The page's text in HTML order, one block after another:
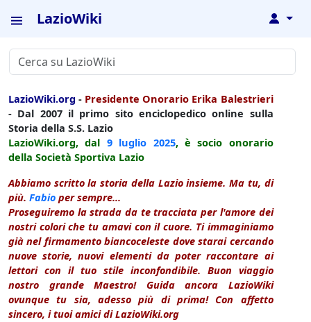
LazioWiki ↓
LazioWiki.org - Presidente Onorario Erika Balestrieri
- Dal 2007 il primo sito enciclopedico online sulla
Storia della S.S. Lazio
LazioWiki.org, dal 9 luglio 2025, è socio onorario
della Società Sportiva Lazio
Abbiamo scritto la storia della Lazio insieme. Ma tu, di
più. Fabio per sempre...
Proseguiremo la strada da te tracciata per l'amore dei
nostri colori che tu amavi con il cuore. Ti immaginiamo
già nel firmamento biancoceleste dove starai cercando
nuove storie, nuovi elementi da poter raccontare ai
lettori con il tuo stile inconfondibile. Buon viaggio
nostro grande Maestro! Guida ancora LazioWiki
ovunque tu sia, adesso più di prima! Con affetto
sincero, i tuoi amici di LazioWiki.org